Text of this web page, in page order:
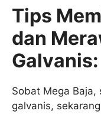
Tips
dan
Galvanis:
Sobat Mega Baja,
galvanis,